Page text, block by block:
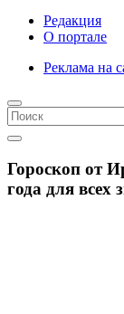
Редакция
О портале
Реклама на
Гороскоп от
года для всех